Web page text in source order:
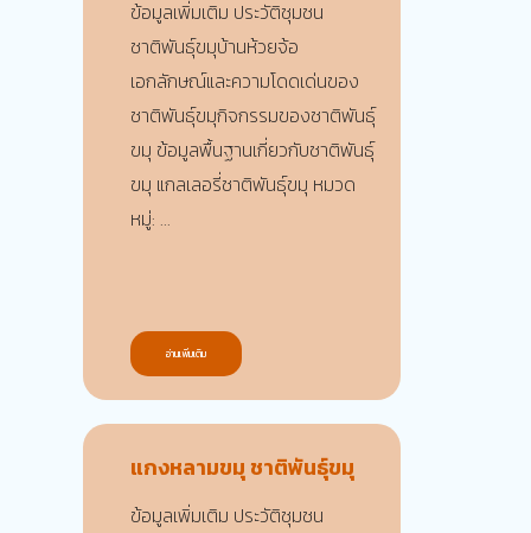
ข้อมูลเพิ่มเติม ประวัติชุมชน
ชาติพันธุ์ขมุบ้านห้วยจ้อ
เอกลักษณ์และความโดดเด่นของ
ชาติพันธุ์ขมุกิจกรรมของชาติพันธุ์
ขมุ ข้อมูลพื้นฐานเกี่ยวกับชาติพันธุ์
ขมุ แกลเลอรี่ชาติพันธุ์ขมุ หมวด
หมู่: ...
อ่านเพิ่มเติม
แกงหลามขมุ ชาติพันธุ์ขมุ
ข้อมูลเพิ่มเติม ประวัติชุมชน